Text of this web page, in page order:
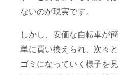
ないのが現実です。
しかし、安価な自転車が簡
単に買い換えられ、次々と
ゴミになっていく様子を見